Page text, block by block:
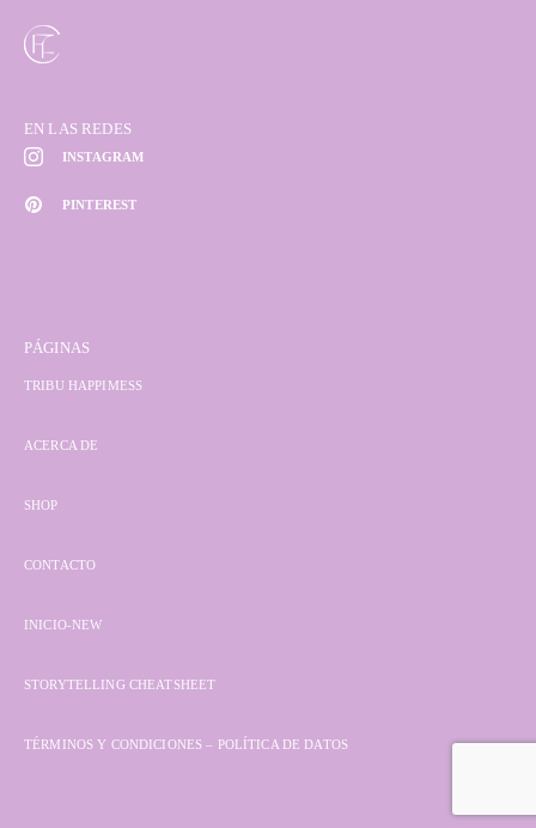
EN LAS REDES
INSTAGRAM
PINTEREST
PÁGINAS
TRIBU HAPPIMESS
ACERCA DE
SHOP
CONTACTO
INICIO-NEW
STORYTELLING CHEATSHEET
TÉRMINOS Y CONDICIONES – POLÍTICA DE DATOS